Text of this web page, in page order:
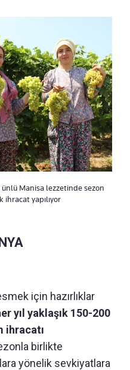
Manisa lezzetinde sezon
ihracat yapılıyor
için hazırlıklar
yıl yaklaşık 150-200
ihracatı
birlikte
yönelik sevkiyatlara